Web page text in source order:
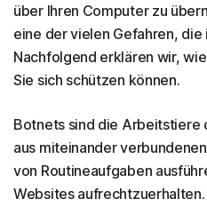
über Ihren Computer zu
eine der vielen Gefahren, die
Nachfolgend erklären wir,
Sie sich schützen können.
Botnets sind die Arbeitstiere
aus miteinander
von Routineaufgaben
Websites